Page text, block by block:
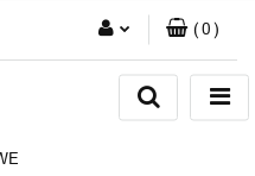
Dodaj zgłoszenie
(0)